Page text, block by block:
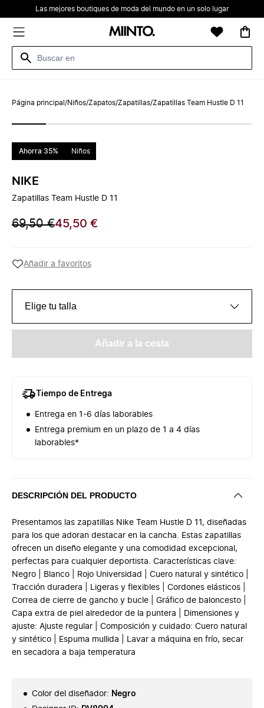
Las mejores boutiques de moda del mundo en un solo lugar
Página principal /Niños/Zapatos/Zapatillas/Zapatillas Team Hustle D 11
Ahorra 35% Niños
NIKE
Zapatillas Team Hustle D 11
69,50 €45,50 €
Añadir a favoritos
Elige tu talla
Añadir a la cesta
Tiempo de Entrega
Entrega en 1-6 días laborables
Entrega premium en un plazo de 1 a 4 días
laborables*
DESCRIPCIÓN DEL PRODUCTO
Presentamos las zapatillas Nike Team Hustle D 11, diseñadas
para los que adoran destacar en la cancha. Estas zapatillas
ofrecen un diseño elegante y una comodidad excepcional,
perfectas para cualquier deportista. Características clave:
Negro | Blanco | Rojo Universidad | Cuero natural y sintético |
Tracción duradera | Ligeras y flexibles | Cordones elásticos |
Correa de cierre de gancho y bucle | Gráfico de baloncesto |
Capa extra de piel alrededor de la puntera | Dimensiones y
ajuste: Ajuste regular | Composición y cuidado: Cuero natural
y sintético | Espuma mullida | Lavar a máquina en frío, secar
en secadora a baja temperatura
Color del diseñador: Negro